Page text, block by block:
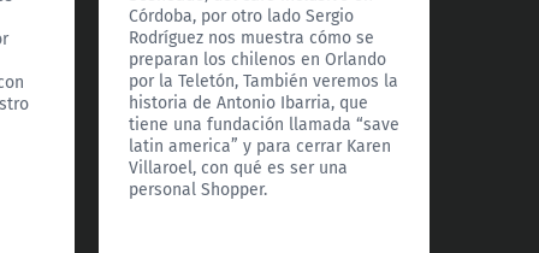
Córdoba, por otro lado Sergio
Rodríguez nos muestra cómo se
preparan los chilenos en Orlando
por la Teletón, También veremos la
historia de Antonio Ibarria, que
tiene una fundación llamada “save
latin america” y para cerrar Karen
Villaroel, con qué es ser una
personal Shopper.